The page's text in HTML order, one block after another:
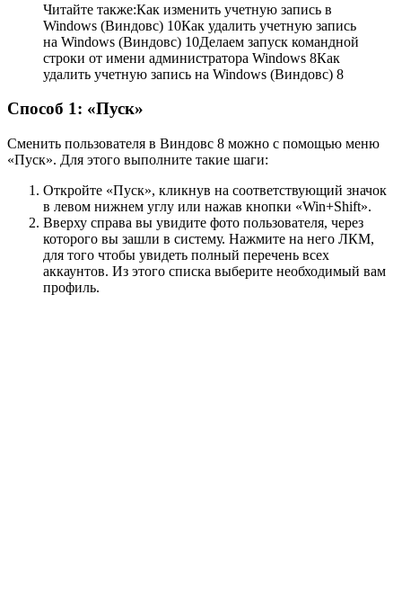
Читайте также:Как изменить учетную запись в
Windows (Виндовс) 10Как удалить учетную запись
на Windows (Виндовс) 10Делаем запуск командной
строки от имени администратора Windows 8Как
удалить учетную запись на Windows (Виндовс) 8
Способ 1: «Пуск»
Сменить пользователя в Виндовс 8 можно с помощью меню
«Пуск». Для этого выполните такие шаги:
Откройте «Пуск», кликнув на соответствующий значок
в левом нижнем углу или нажав кнопки «Win+Shift».
Вверху справа вы увидите фото пользователя, через
которого вы зашли в систему. Нажмите на него ЛКМ,
для того чтобы увидеть полный перечень всех
аккаунтов. Из этого списка выберите необходимый вам
профиль.